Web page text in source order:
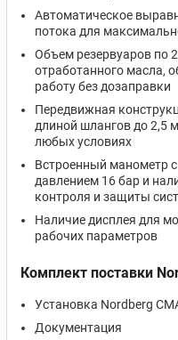
Автоматическое
потока для
Объем резервуаров по
отработанного масла,
работу без дозаправки
Передвижная
длиной шлангов до 2,5
любых условиях
Встроенный манометр
давлением 16 бар и
контроля и защиты
Наличие дисплея для
рабочих параметров
Комплект поставки
Установка Nordberg
Документация